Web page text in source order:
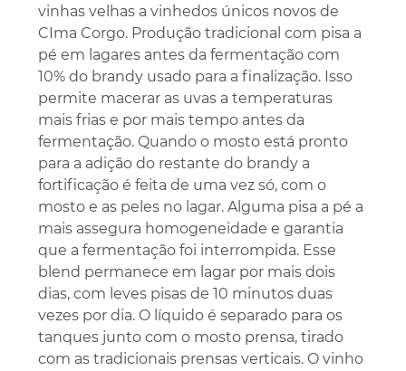
vinhas velhas a vinhedos únicos novos de
CIma Corgo. Produção tradicional com pisa a
pé em lagares antes da fermentação com
10% do brandy usado para a finalização. Isso
permite macerar as uvas a temperaturas
mais frias e por mais tempo antes da
fermentação. Quando o mosto está pronto
para a adição do restante do brandy a
fortificação é feita de uma vez só, com o
mosto e as peles no lagar. Alguma pisa a pé a
mais assegura homogeneidade e garantia
que a fermentação foi interrompida. Esse
blend permanece em lagar por mais dois
dias, com leves pisas de 10 minutos duas
vezes por dia. O líquido é separado para os
tanques junto com o mosto prensa, tirado
com as tradicionais prensas verticais. O vinho